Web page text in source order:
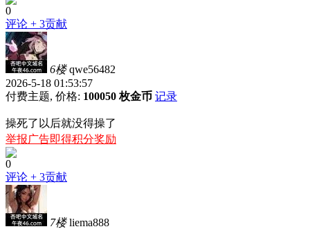
0
评论 + 3贡献
6楼 qwe56482
2026-5-18 01:53:57
付费主题, 价格: 100050 枚金币 记录
操死了以后就没得操了
举报广告即得积分奖励
0
评论 + 3贡献
7楼 liema888